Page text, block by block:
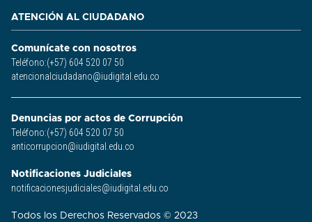
ATENCIÓN AL CIUDADANO
Comunícate con nosotros
Teléfono:(+57) 604 520 07 50
atencionalciudadano@iudigital.edu.co
Denuncias por actos de Corrupción
Teléfono:(+57) 604 520 07 50
anticorrupcion@iudigital.edu.co
Notificaciones Judiciales
notificacionesjudiciales@iudigital.edu.co
Todos los Derechos Reservados © 2023